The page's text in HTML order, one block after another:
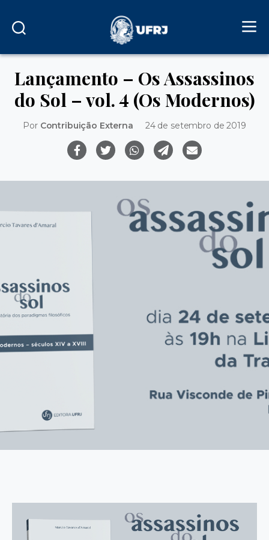
Lançamento – Os Assassinos
do Sol – vol. 4 (Os Modernos)
Por Contribuição Externa 24 de setembro de 2019